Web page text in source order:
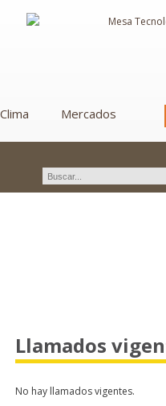
Clima Mercados
Llamados
No hay llamados vigentes.